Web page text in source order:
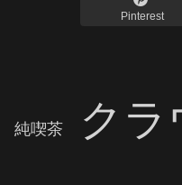
Pinterest
純喫茶 クラ